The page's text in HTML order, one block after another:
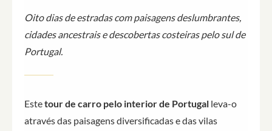
Oito dias de estradas com paisagens deslumbrantes,
cidades ancestrais e descobertas costeiras pelo sul de
Portugal.
Estetour de carro pelo interior de Portugal leva-o
através das paisagens diversificadas e das vilas